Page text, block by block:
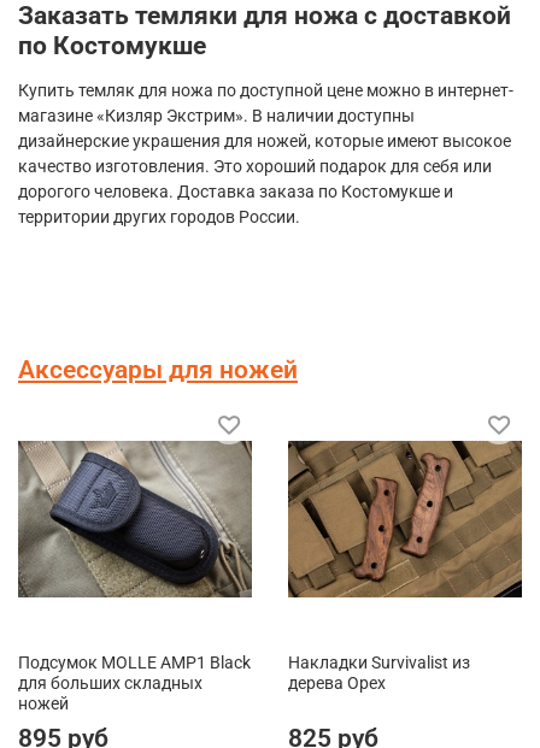
Заказать темляки для ножа с доставкой
по Костомукше
Купить темляк для ножа по доступной цене можно в интернет-
магазине «Кизляр Экстрим». В наличии доступны
дизайнерские украшения для ножей, которые имеют высокое
качество изготовления. Это хороший подарок для себя или
дорогого человека. Доставка заказа по Костомукше и
территории других городов России.
Аксессуары для ножей
Подсумок MOLLE AMP1 Black
для больших складных
ножей
895 руб
Накладки Survivalist из
дерева Орех
825 руб